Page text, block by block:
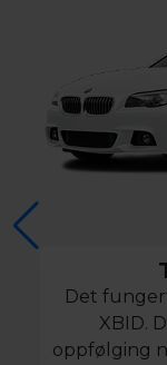
Det
XBID.
oppfølging